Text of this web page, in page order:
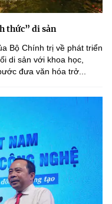
thức” di sản
Bộ Chính trị về phát triển
di sản với khoa học,
đưa văn hóa trở...